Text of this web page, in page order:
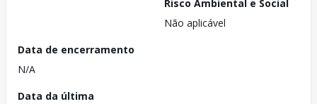
Risco Ambiental e Social
Não aplicável
Data de encerramento
N/A
Data da última